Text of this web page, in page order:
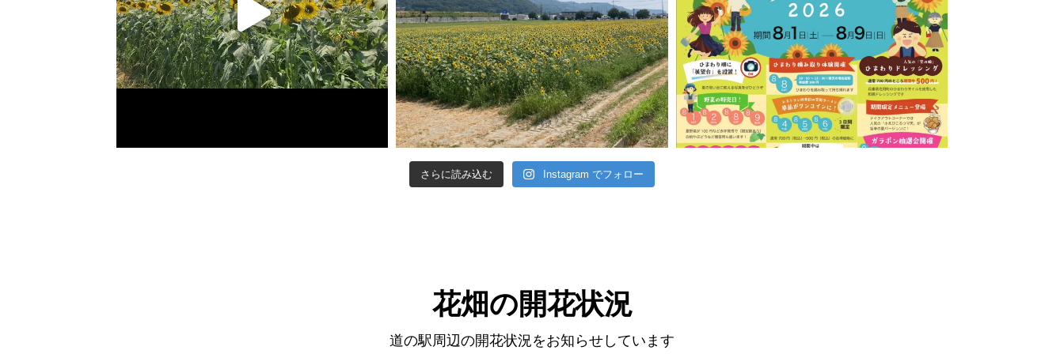
さらに読み込む Instagram でフォロー
花畑の開花状況
道の駅周辺の開花状況をお知らせしています